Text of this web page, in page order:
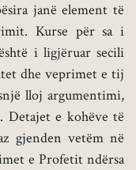
janë element të
Kurse për sa i
i ligjëruar secili
dhe veprimet e tij
lloj argumentimi,
Detajet e kohëve të
gjenden vetëm në
e Profetit ndërsa